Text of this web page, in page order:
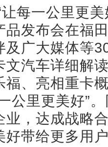
每一公里更
品发布会在福
及广大媒体等
文汽车详细解
福、亮相重卡
公里更美好”
业，达成战略
好带给更多用